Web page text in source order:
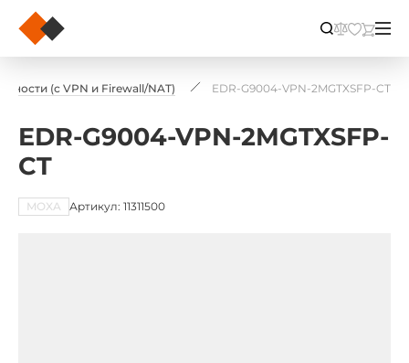
(с VPN и Firewall/NAT) EDR-G9004-VPN-2MGTXSFP-CT
EDR-G9004-VPN-2MGTXSFP-
CT
MOXA Артикул: 11311500